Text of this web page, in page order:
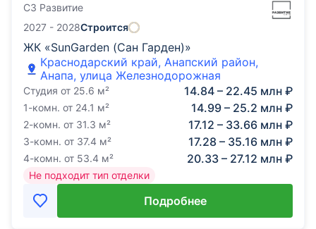
СЗ Развитие
ЖК «SunGarden (Сан Гарден)»
2027 - 2028Строится
Краснодарский край, Анапский район,
Анапа, улица Железнодорожная
Студия от 25.6 м² 14.84 – 22.45 млн ₽
1-комн. от 24.1 м² 14.99 – 25.2 млн ₽
2-комн. от 31.3 м² 17.12 – 33.66 млн ₽
3-комн. от 37.4 м² 17.28 – 35.16 млн ₽
4-комн. от 53.4 м² 20.33 – 27.12 млн ₽
Не подходит тип отделки
Подробнее